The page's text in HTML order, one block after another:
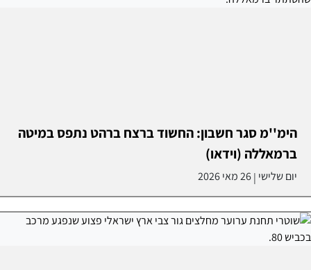
הימ''מ סגר חשבון: החשוד ברצח ברהט נתפס במיטה
ברמאללה (וידאו)
יום שלישי |26 מאי 2026